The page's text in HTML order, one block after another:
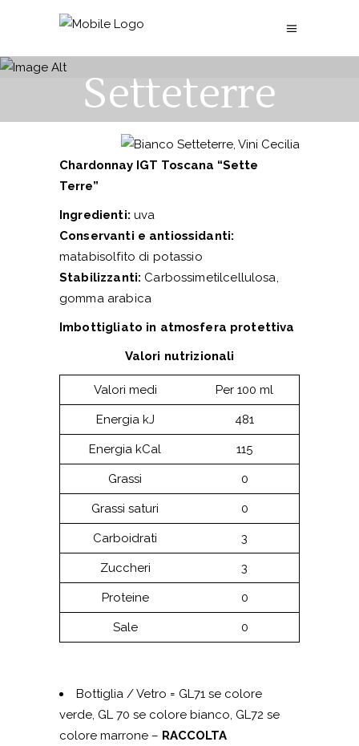
Informativa
Setteterre
Chardonnay IGT Toscana “Sette
Terre”
Ingredienti: uva
Conservanti e antiossidanti:
matabisolfito di potassio
Stabilizzanti: Carbossimetilcellulosa,
gomma arabica
Imbottigliato in atmosfera protettiva
Valori nutrizionali
Valori medi Per 100 ml
Energia kJ 481
Energia kCal 115
Grassi 0
Grassi saturi 0
Carboidrati 3
Zuccheri 3
Proteine 0
Sale 0
Bottiglia / Vetro = GL71 se colore
verde, GL 70 se colore bianco, GL72 se
colore marrone – RACCOLTA